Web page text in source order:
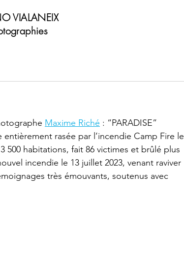
VIALANEIX
Maxime Riché : “PARADISE”
rasée par l’incendie Camp Fire le
500 habitations, fait 86 victimes et brûlé plus
incendie le 13 juillet 2023, venant raviver
très émouvants, soutenus avec